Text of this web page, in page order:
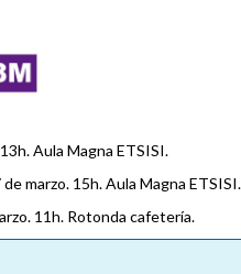
Aula Magna ETSISI.
marzo. 15h. Aula Magna ETSISI.
11h. Rotonda cafetería.